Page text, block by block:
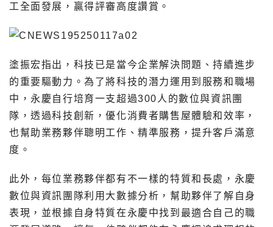
工全面發展，贏得評審高度讚賞。
塗振宏指出，科技已是當今企業解決問題、持續進步
的重要驅動力。為了將科技的潛力運用到服務和職場
中，永慶自行培育一支超過300人的數位與資訊團
隊，透過科技創新，優化消費者購售屋體驗和效率，
也幫助業務夥伴聰明工作、精準服務，提升客戶滿意
度。
此外，每位業務夥伴都有不一樣的特質和長處，永慶
數位與資訊團隊利用大數據分析，幫助夥伴了解自身
表現，並根據自身特質在永慶中找到最適合自己的職